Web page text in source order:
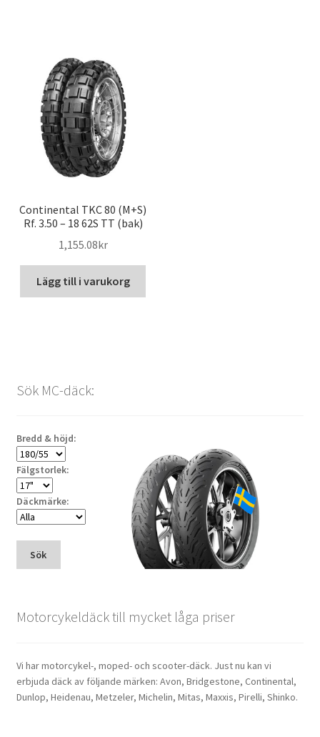
Continental TKC 80 (M+S)
Rf. 3.50 – 18 62S TT (bak)
1,155.08kr
Lägg till i varukorg
Sök MC-däck:
Bredd & höjd:
Fälgstorlek:
Däckmärke:
Sök
Motorcykeldäck till mycket låga priser
Vi har motorcykel-, moped- och scooter-däck. Just nu kan vi
erbjuda däck av följande märken: Avon, Bridgestone, Continental,
Dunlop, Heidenau, Metzeler, Michelin, Mitas, Maxxis, Pirelli, Shinko.